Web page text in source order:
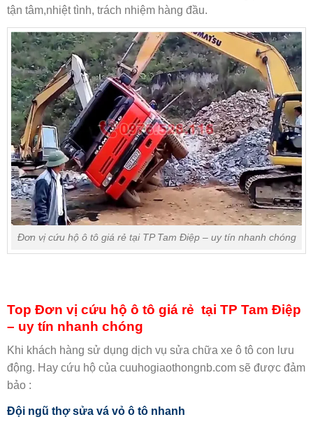
tận tâm,nhiệt tình, trách nhiệm hàng đầu.
Đơn vị cứu hộ ô tô giá rẻ tại TP Tam Điệp – uy tín nhanh chóng
Top Đơn vị cứu hộ ô tô giá rẻ tại TP Tam Điệp
– uy tín nhanh chóng
Khi khách hàng sử dụng dịch vụ sửa chữa xe ô tô con lưu
động. Hay cứu hộ của cuuhogiaothongnb.com sẽ được đảm
bảo :
Đội ngũ thợ sửa vá vỏ ô tô nhanh